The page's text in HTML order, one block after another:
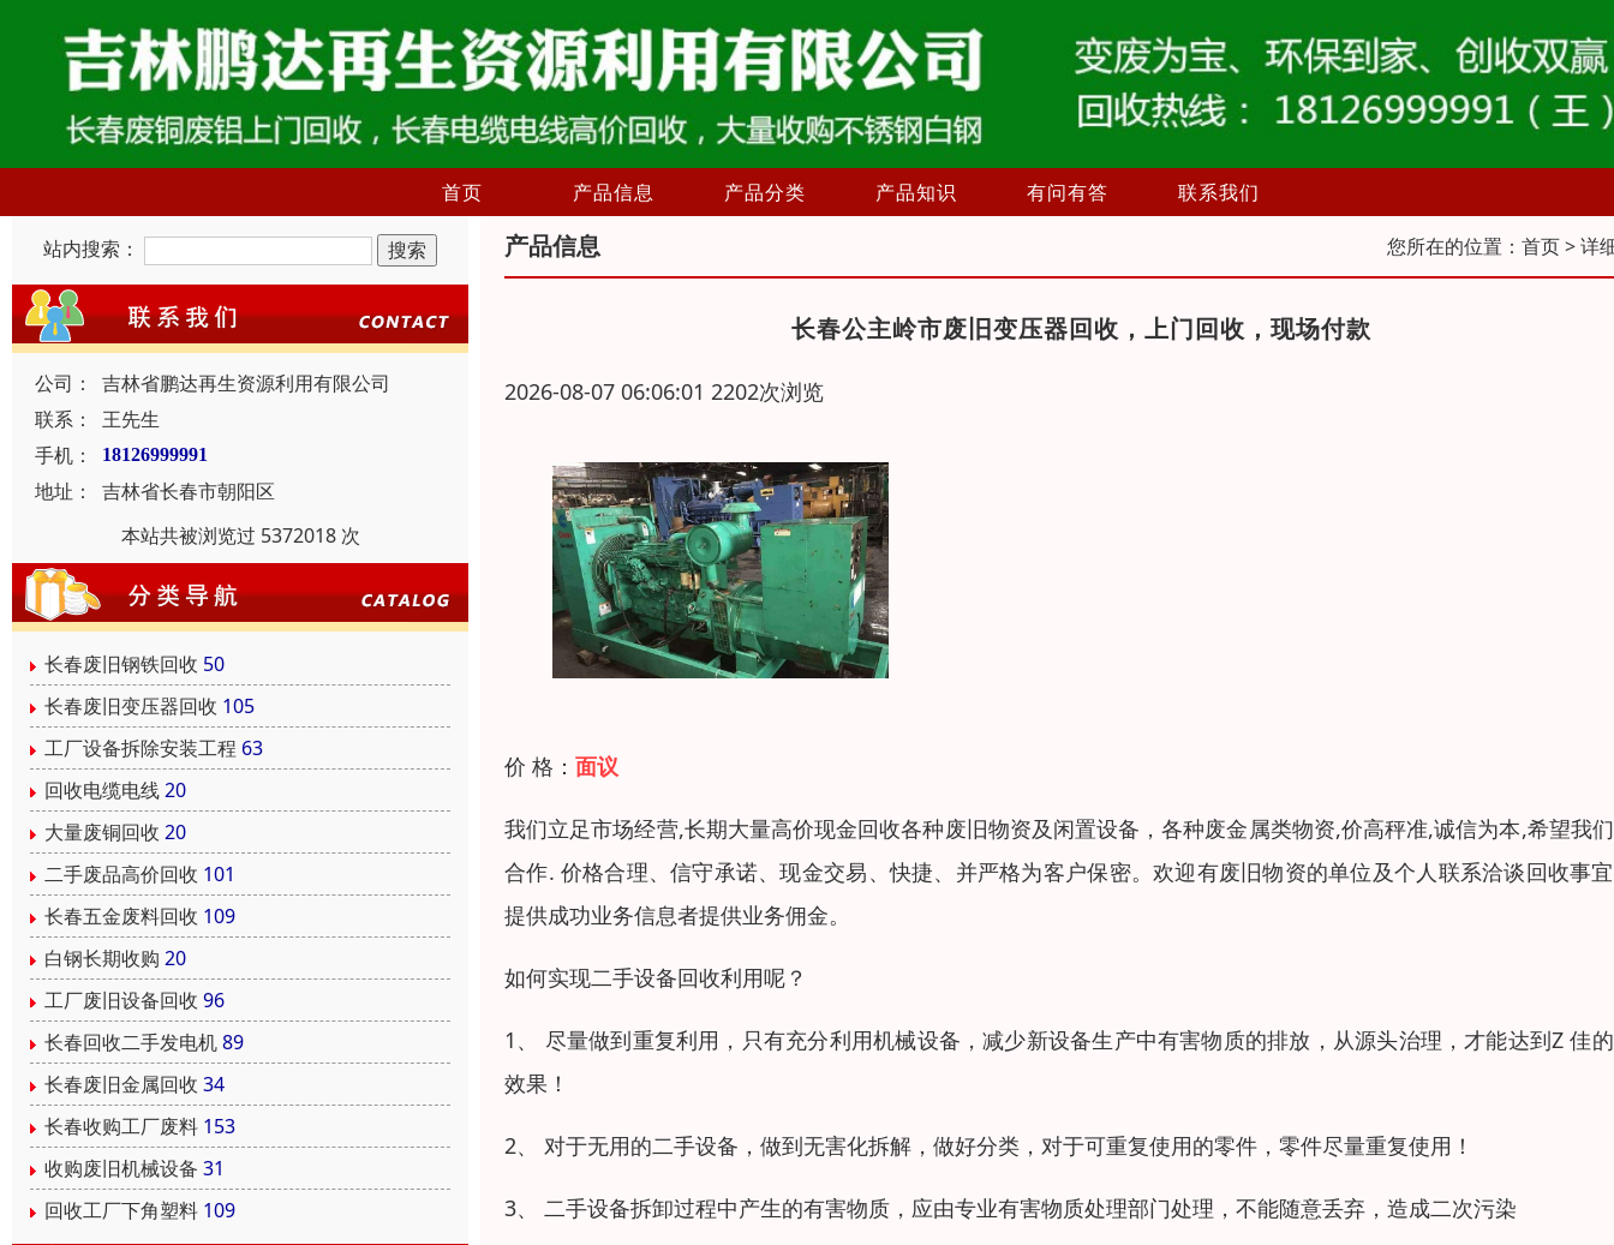
首页 产品信息 产品分类 产品知识 有问有答 联系我们
站内搜索：
公司：
吉林省鹏达再生资源利用有限公司
联系：
王先生
手机：
18126999991
地址：
吉林省长春市朝阳区
本站共被浏览过 5372018 次
长春废旧钢铁回收 50
长春废旧变压器回收 105
工厂设备拆除安装工程 63
回收电缆电线20
大量废铜回收 20
二手废品高价回收 101
长春五金废料回收 109
白钢长期收购 20
工厂废旧设备回收 96
长春回收二手发电机89
长春废旧金属回收 34
长春收购工厂废料 153
收购废旧机械设备 31
回收工厂下角塑料 109
产品信息 您所在的位置： 首页> 详
长春公主岭市废旧变压器回收，上门回收，现场付款
2026-08-07 06:06:01 2202次浏览
价 格： 面议
我们立足市场经营,长期大量高价现金回收各种废旧物资及闲置设备，各种废金属类物资,价高秤准,诚信为本,希望我
合作. 价格合理、信守承诺、现金交易、快捷、并严格为客户保密。欢迎有废旧物资的单位及个人联系洽谈回收事
提供成功业务信息者提供业务佣金。
如何实现二手设备回收利用呢？
1、 尽量做到重复利用，只有充分利用机械设备，减少新设备生产中有害物质的排放，从源头治理，才能达到Z 佳
效果！
2、 对于无用的二手设备，做到无害化拆解，做好分类，对于可重复使用的零件，零件尽量重复使用！
3、 二手设备拆卸过程中产生的有害物质，应由专业有害物质处理部门处理，不能随意丢弃，造成二次污染